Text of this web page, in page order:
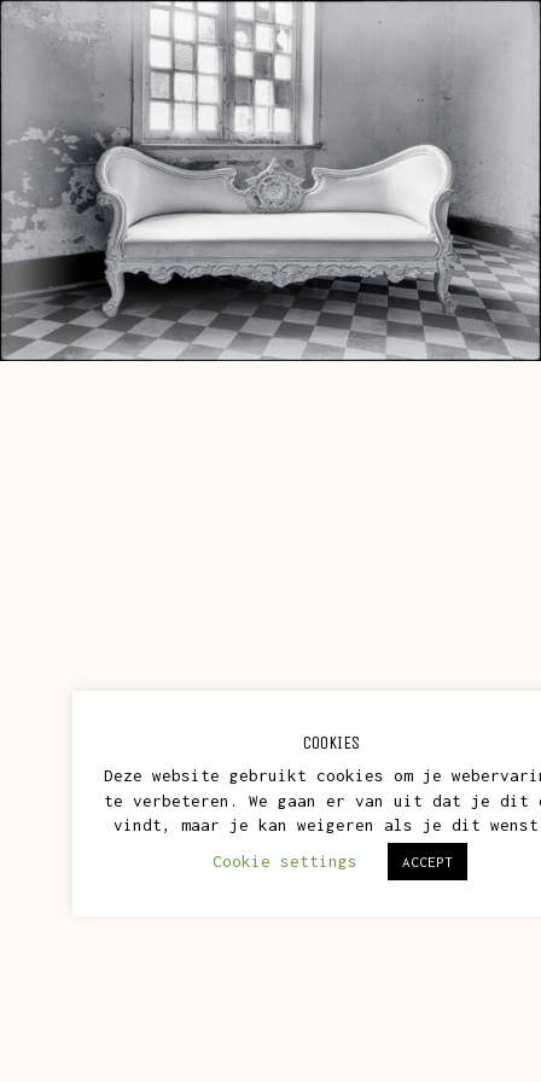
COOKIES
Deze website gebruikt cookies om je
te verbeteren. We gaan er van uit dat je dit
vindt, maar je kan weigeren als je dit
Cookie settings
ACCEPT